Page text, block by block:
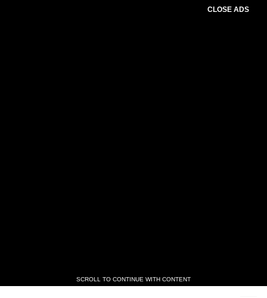
CLOSE ADS
SCROLL TO CONTINUE WITH CONTENT